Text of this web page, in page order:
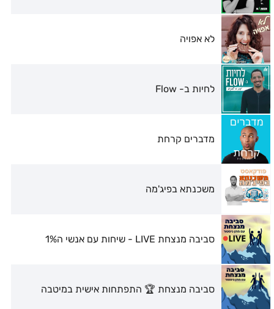
לא אפויה
לחיות ב- Flow
מדברים קרחת
משכנתא בפיג'מה
סביבה מנצחת LIVE - שיחות עם אנשי ה1%
סביבה מנצחת 🏆 התפתחות אישית במיטבה